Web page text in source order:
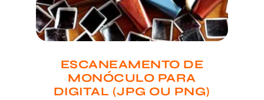
ESCANEAMENTO DE
MONÓCULO PARA
DIGITAL (JPG OU PNG)